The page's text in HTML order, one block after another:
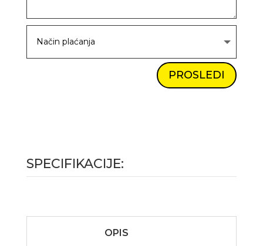
PROSLEDI
SPECIFIKACIJE:
OPIS